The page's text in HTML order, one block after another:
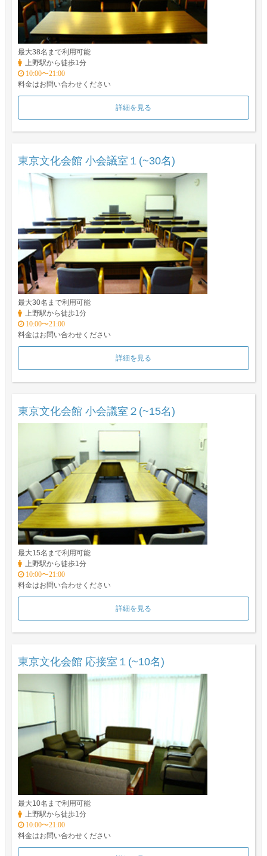
最大38名まで利用可能
上野駅から徒歩1分
10:00〜21:00
料金はお問い合わせください
詳細を見る
東京文化会館 小会議室１(~30名)
最大30名まで利用可能
上野駅から徒歩1分
10:00〜21:00
料金はお問い合わせください
詳細を見る
東京文化会館 小会議室２(~15名)
最大15名まで利用可能
上野駅から徒歩1分
10:00〜21:00
料金はお問い合わせください
詳細を見る
東京文化会館 応接室１(~10名)
最大10名まで利用可能
上野駅から徒歩1分
10:00〜21:00
料金はお問い合わせください